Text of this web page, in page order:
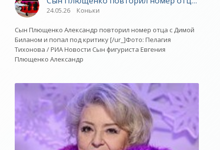
24.05.26 Коньки
Сын Плющенко Александр повторил номер отца с Димой
Биланом и попал под критику [/ur_]Фото: Пелагия
Тихонова / РИА Новости Сын фигуриста Евгения
Плющенко Александр